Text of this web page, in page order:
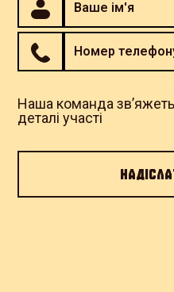
кампанії
Штурмову"
ПАБ
Львів, вулиця Січових
Наша команда
деталі участі